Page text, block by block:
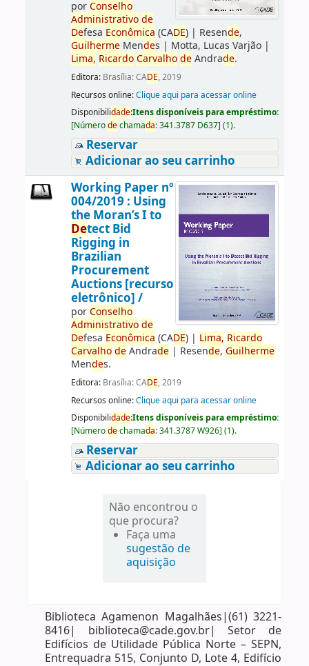
porConselho
Administrativo de
Defesa Econômica (CADE)| Resende,
GuilhermeMendes | Motta, Lucas Varjão|
Lima, Ricardo Carvalho deAndrade.
Editora: Brasília: CADE, 2019
Recursos online:Clique aqui para acessar online
Disponibilidade:Itens disponíveis para empréstimo:
[Númerodechamada:341.3787 D637] (1).
Reservar
Adicionar ao seu carrinho
Working Paper nº
004/2019 : Using
the Moran’s I to
Detect Bid
Rigging in
Brazilian
Procurement
Auctions [recurso
eletrônico] /
porConselho
Administrativo de
Defesa Econômica (CADE)| Lima, Ricardo
Carvalho deAndrade| Resende, Guilherme
Mendes.
Editora: Brasília: CADE, 2019
Recursos online:Clique aqui para acessar online
Disponibilidade:Itens disponíveis para empréstimo:
[Númerodechamada:341.3787 W926] (1).
Reservar
Adicionar ao seu carrinho
Não encontrou o
que procura?
Faça uma
sugestão de
aquisição
Biblioteca Agamenon Magalhães|(61) 3221-
8416| biblioteca@cade.gov.br| Setor de
Edifícios de Utilidade Pública Norte – SEPN,
Entrequadra 515, Conjunto D, Lote 4, Edifício